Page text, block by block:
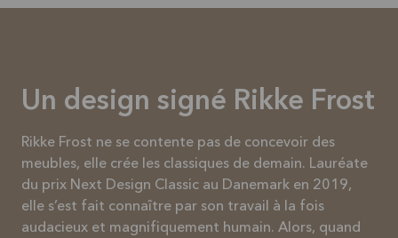
Un design signé Rikke Frost
Rikke Frost ne se contente pas de concevoir des
meubles, elle crée les classiques de demain. Lauréate
du prix Next Design Classic au Danemark en 2019,
elle s’est fait connaître par son travail à la fois
audacieux et magnifiquement humain. Alors, quand